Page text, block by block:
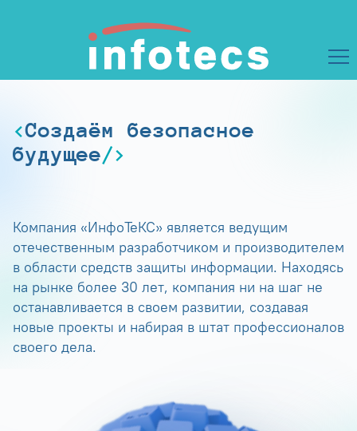
Создаём безопасное
будущее
Компания «ИнфоТеКС» является ведущим
отечественным разработчиком и производителем
в области средств защиты информации. Находясь
на рынке более 30 лет, компания ни на шаг не
останавливается в своем развитии, создавая
новые проекты и набирая в штат профессионалов
своего дела.